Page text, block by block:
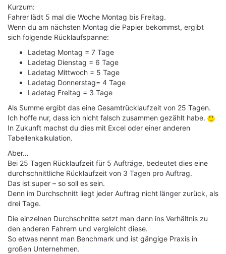
Kurzum:
Fahrer lädt 5 mal die Woche Montag bis Freitag.
Wenn du am nächsten Montag die Papier bekommst, ergibt
sich folgende Rücklaufspanne:
Ladetag Montag = 7 Tage
Ladetag Dienstag = 6 Tage
Ladetag Mittwoch = 5 Tage
Ladetag Donnerstag= 4 Tage
Ladetag Freitag = 3 Tage
Als Summe ergibt das eine Gesamtrücklaufzeit von 25 Tagen.
Ich hoffe nur, dass ich nicht falsch zusammen gezählt habe.
In Zukunft machst du dies mit Excel oder einer anderen
Tabellenkalkulation.
Aber…
Bei 25 Tagen Rücklaufzeit für 5 Aufträge, bedeutet dies eine
durchschnittliche Rücklaufzeit von 3 Tagen pro Auftrag.
Das ist super – so soll es sein.
Denn im Durchschnitt liegt jeder Auftrag nicht länger zurück, als
drei Tage.
Die einzelnen Durchschnitte setzt man dann ins Verhältnis zu
den anderen Fahrern und vergleicht diese.
So etwas nennt man Benchmark und ist gängige Praxis in
großen Unternehmen.